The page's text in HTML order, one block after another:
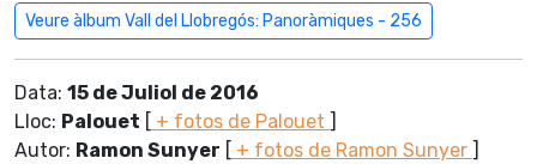
Veure àlbum Vall del Llobregós: Panoràmiques - 256
Data: 15 de Juliol de 2016
Lloc: Palouet [ + fotos de Palouet ]
Autor: Ramon Sunyer [ + fotos de Ramon Sunyer ]